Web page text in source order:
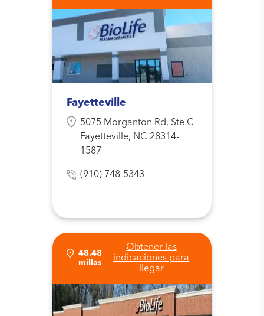
Fayetteville
5075 Morganton Rd, Ste C
Fayetteville, NC 28314-
1587
(910) 748-5343
48.48
millas
Obtener las
indicaciones para
llegar